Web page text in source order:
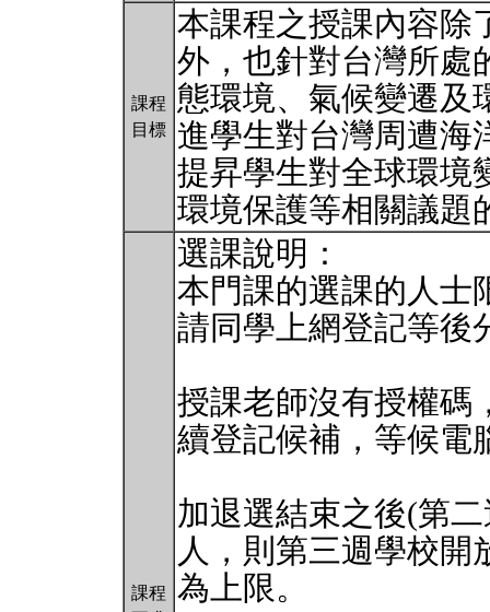
課程
目標
本課程之授課內容除
外，也針對台灣所處
態環境、氣候變遷及
進學生對台灣周遭海
提昇學生對全球環境
環境保護等相關議
課程
選課說明：
本門課的選課的人士
請同學上網登記等後
授課老師沒有授權碼
續登記候補，等候電
加退選結束之後(第
人，則第三週學校開
為上限。